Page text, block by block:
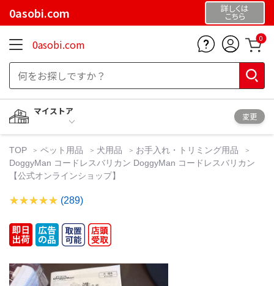
0asobi.com 詳しくは
こちら
0asobi.com 0
マイストア
変更
TOP ペット用品 犬用品
お手入れ・トリミング用品
DoggyMan コードレスバリカン DoggyMan コードレスバリカン
【公式オンラインショップ】
(289)